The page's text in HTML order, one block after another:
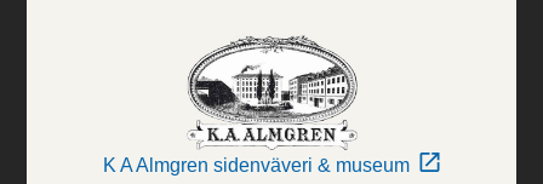
K A Almgren sidenväveri & museum